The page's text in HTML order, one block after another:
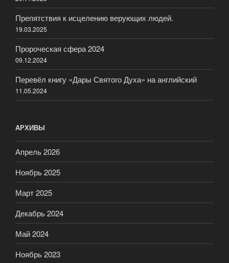
Препятствия к исцелению верующих людей.
19.03.2025
Пророческая сфера 2024
09.12.2024
Перевёл книгу «Дары Святого Духа» на английский
11.05.2024
АРХИВЫ
Апрель 2026
Ноябрь 2025
Март 2025
Декабрь 2024
Май 2024
Ноябрь 2023